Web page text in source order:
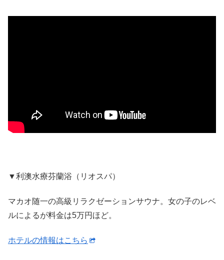
▼利澳水療芬蘭浴（リオスパ）
マカオ随一の高級リラクゼーションサウナ。女の子のレベ
ルによるが料金は5万円ほど。
ホテルの情報はこちら